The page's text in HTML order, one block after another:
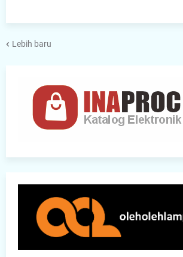
Lebih baru